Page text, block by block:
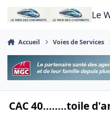
Aller au contenu
Le
Accueil Voies de Services
CAC 40........toile